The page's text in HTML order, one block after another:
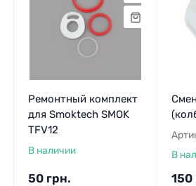
Ремонтный комплект
для Smoktech SMOK
TFV12
В наличии
50 грн.
В
150